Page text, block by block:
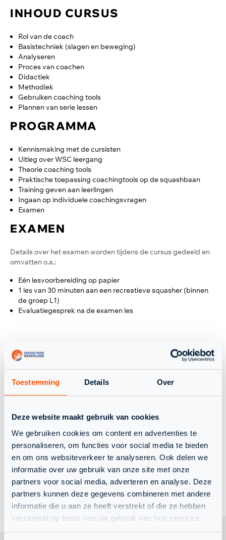
Toestemming Details Over
Deze website maakt gebruik van cookies
We gebruiken cookies om content en advertenties te
personaliseren, om functies voor social media te bieden
en om ons websiteverkeer te analyseren. Ook delen we
informatie over uw gebruik van onze site met onze
partners voor social media, adverteren en analyse. Deze
partners kunnen deze gegevens combineren met andere
informatie die u aan ze heeft verstrekt of die ze hebben
verzameld op basis van uw gebruik van hun services.
INHOUD CURSUS
Rol van de coach
Basistechniek (slagen en beweging)
Analyseren
Proces van coachen
Didactiek
Methodiek
Gebruiken coaching tools
Plannen van serie lessen
PROGRAMMA
Kennismaking met de cursisten
Uitleg over WSC leergang
Theorie coaching tools
Praktische toepassing coachingtools op de squashbaan
Training geven aan leerlingen
Ingaan op individuele coachingsvragen
Examen
EXAMEN
Details over het examen worden tijdens de cursus gedeeld en
omvatten o.a.:
Eén lesvoorbereiding op papier
1 les van 30 minuten aan een recreatieve squasher (binnen
de groep L1)
Evaluatiegesprek na de examen les
BELANGRIJKE INFORMATIE
NAJAAR 2026
TERUG NAAR OVERZICHT